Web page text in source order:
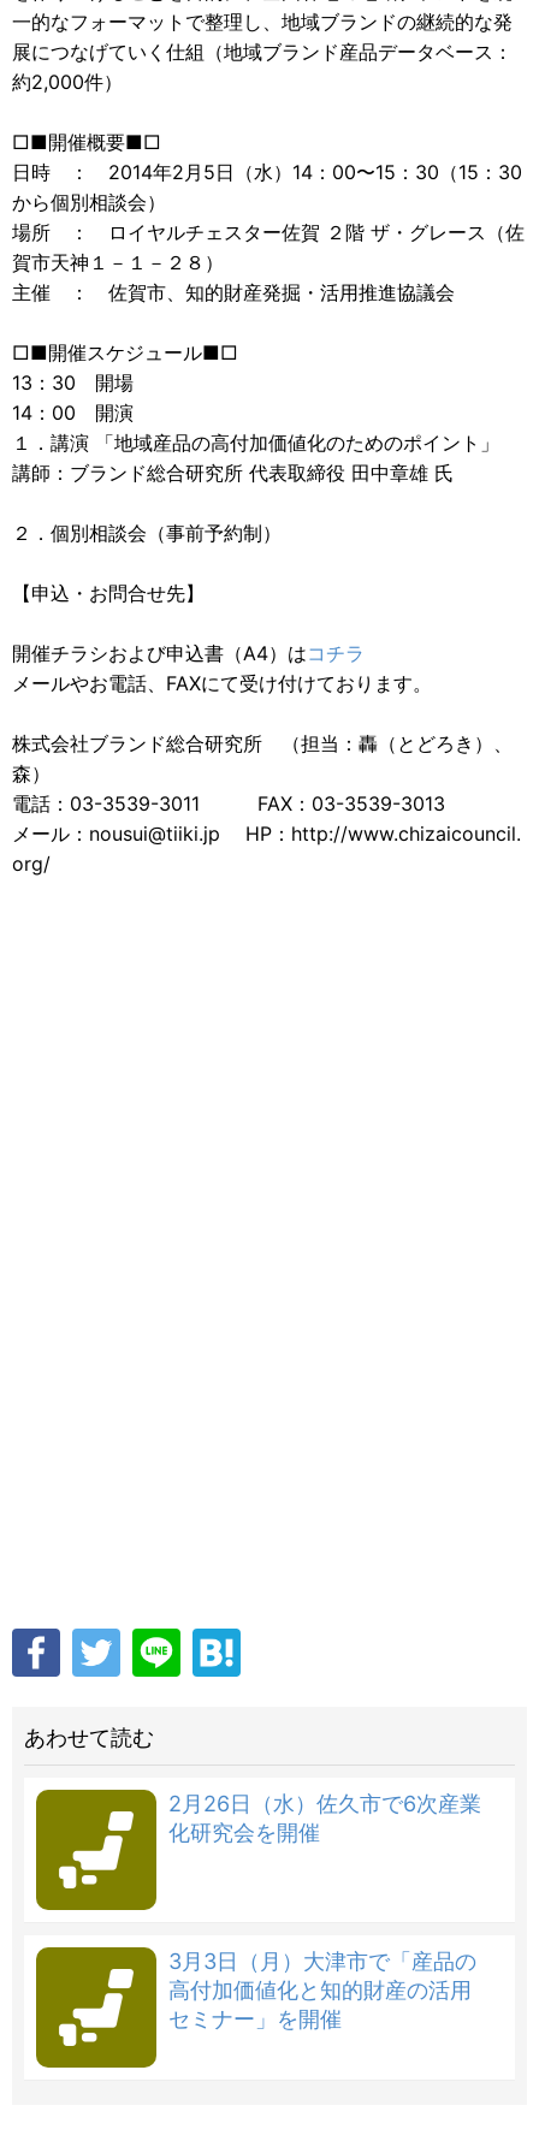
一的なフォーマットで整理し、地域ブランドの継続的な発
展につなげていく仕組（地域ブランド産品データベース：
約2,000件）
□■開催概要■□
日時 ： 2014年2月5日（水）14：00〜15：30（15：30
から個別相談会）
場所 ： ロイヤルチェスター佐賀 ２階 ザ・グレース（佐
賀市天神１－１－２８）
主催 ： 佐賀市、知的財産発掘・活用推進協議会
□■開催スケジュール■□
13：30 開場
14：00 開演
１．講演 「地域産品の高付加価値化のためのポイント」
講師：ブランド総合研究所 代表取締役 田中章雄 氏
２．個別相談会（事前予約制）
【申込・お問合せ先】
開催チラシおよび申込書（A4）はコチラ
メールやお電話、FAXにて受け付けております。
株式会社ブランド総合研究所 （担当：轟（とどろき）、
森）
電話：03-3539-3011 FAX：03-3539-3013
メール：nousui@tiiki.jp HP：http://www.chizaicouncil.
org/
あわせて読む
2月26日（水）佐久市で6次産業
化研究会を開催
3月3日（月）大津市で「産品の
高付加価値化と知的財産の活用
セミナー」を開催